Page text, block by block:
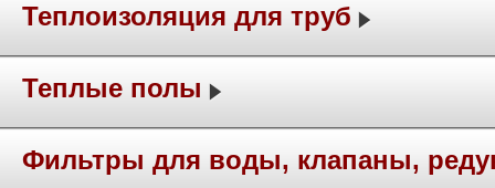
Теплоизоляция для труб
Теплые полы
Фильтры для воды, клапаны,